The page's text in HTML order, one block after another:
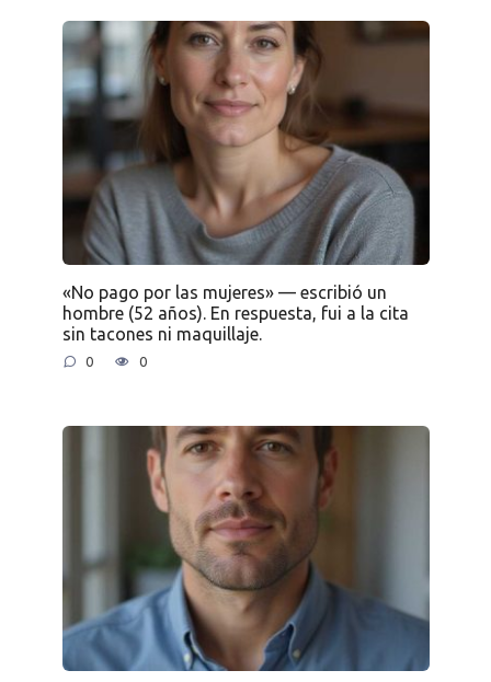
«No pago por las mujeres» — escribió un
hombre (52 años). En respuesta, fui a la cita
sin tacones ni maquillaje.
0 0